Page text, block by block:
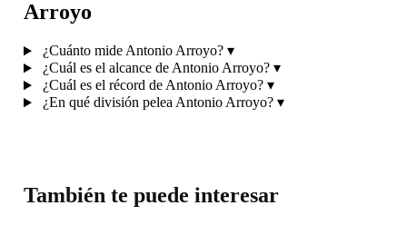
Arroyo
¿Cuánto mide Antonio Arroyo? ▾
¿Cuál es el alcance de Antonio Arroyo? ▾
¿Cuál es el récord de Antonio Arroyo? ▾
¿En qué división pelea Antonio Arroyo? ▾
También te puede interesar